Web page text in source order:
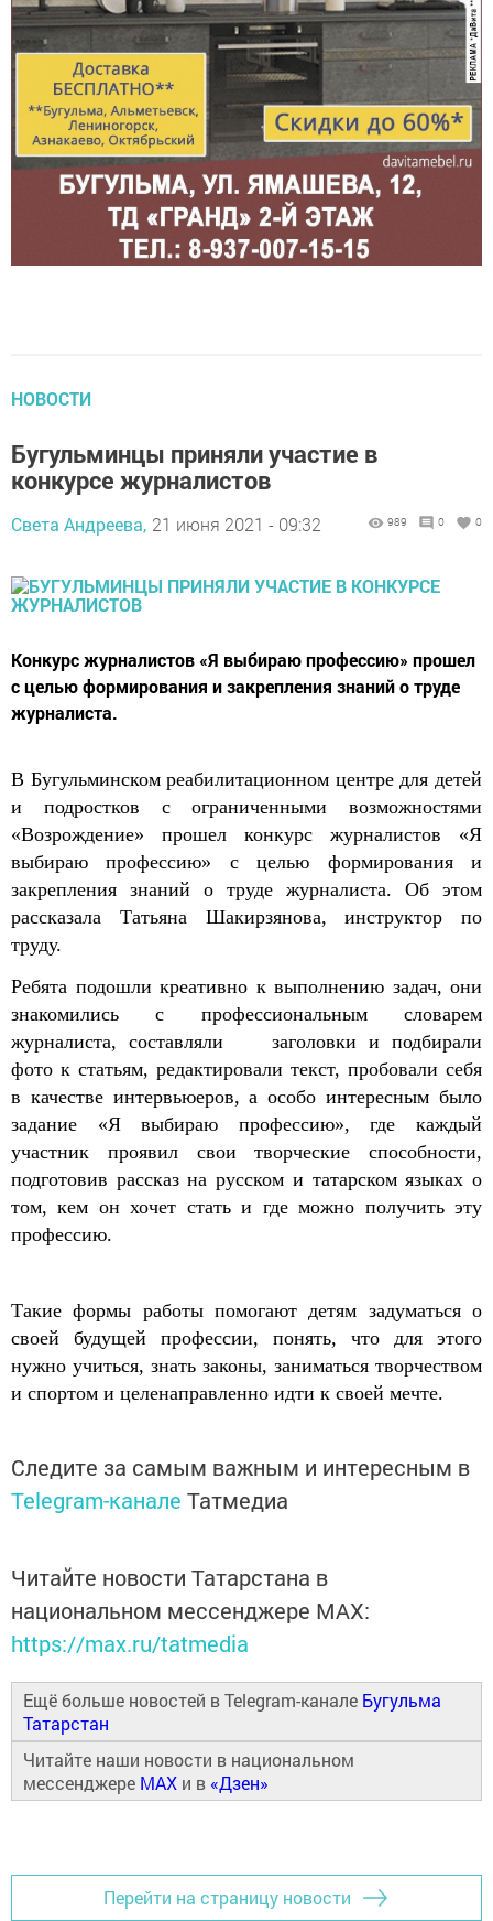
НОВОСТИ
Бугульминцы приняли участие в
конкурсе журналистов
Света Андреева, 21 июня 2021 - 09:32 989 0 0
Конкурс журналистов «Я выбираю профессию» прошел
с целью формирования и закрепления знаний о труде
журналиста.
В Бугульминском реабилитационном центре для детей
и подростков с ограниченными возможностями
«Возрождение» прошел конкурс журналистов «Я
выбираю профессию» с целью формирования и
закрепления знаний о труде журналиста. Об этом
рассказала Татьяна Шакирзянова, инструктор по
труду.
Ребята подошли креативно к выполнению задач, они
знакомились с профессиональным словарем
журналиста, составляли заголовки и подбирали
фото к статьям, редактировали текст, пробовали себя
в качестве интервьюеров, а особо интересным было
задание «Я выбираю профессию», где каждый
участник проявил свои творческие способности,
подготовив рассказ на русском и татарском языках о
том, кем он хочет стать и где можно получить эту
профессию.
Такие формы работы помогают детям задуматься о
своей будущей профессии, понять, что для этого
нужно учиться, знать законы, заниматься творчеством
и спортом и целенаправленно идти к своей мечте.
Следите за самым важным и интересным в
Telegram-канале Татмедиа
Читайте новости Татарстана в
национальном мессенджере MАХ:
https://max.ru/tatmedia
Ещё больше новостей в Telegram-канале Бугульма
Татарстан
Читайте наши новости в национальном
мессенджере MAX и в «Дзен»
Перейти на страницу новости